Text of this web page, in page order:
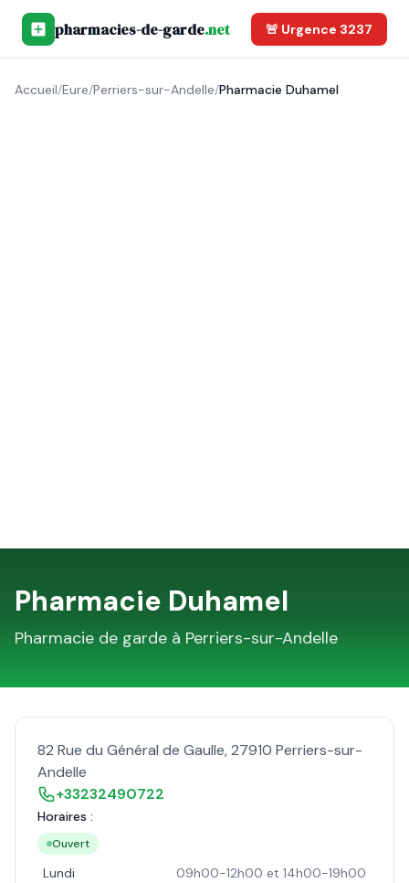
pharmacies-de-garde.net 🚨 Urgence 3237
Accueil/Eure/Perriers-sur-Andelle/Pharmacie Duhamel
Pharmacie Duhamel
Pharmacie de garde à Perriers-sur-Andelle
82 Rue du Général de Gaulle,27910 Perriers-sur-
Andelle
+33232490722
Horaires :
Ouvert
Lundi
09h00-12h00 et 14h00-19h00